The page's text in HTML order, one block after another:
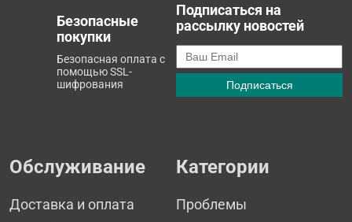
Безопасные
покупки
Безопасная оплата с
помощью SSL-
шифрования
Подписаться на
рассылку новостей
Обслуживание
Доставка и оплата
Категории
Проблемы